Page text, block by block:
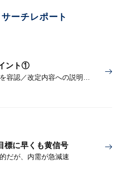
ーチレポート
ント①
標に早くも黄信号
だが、内需が急減速